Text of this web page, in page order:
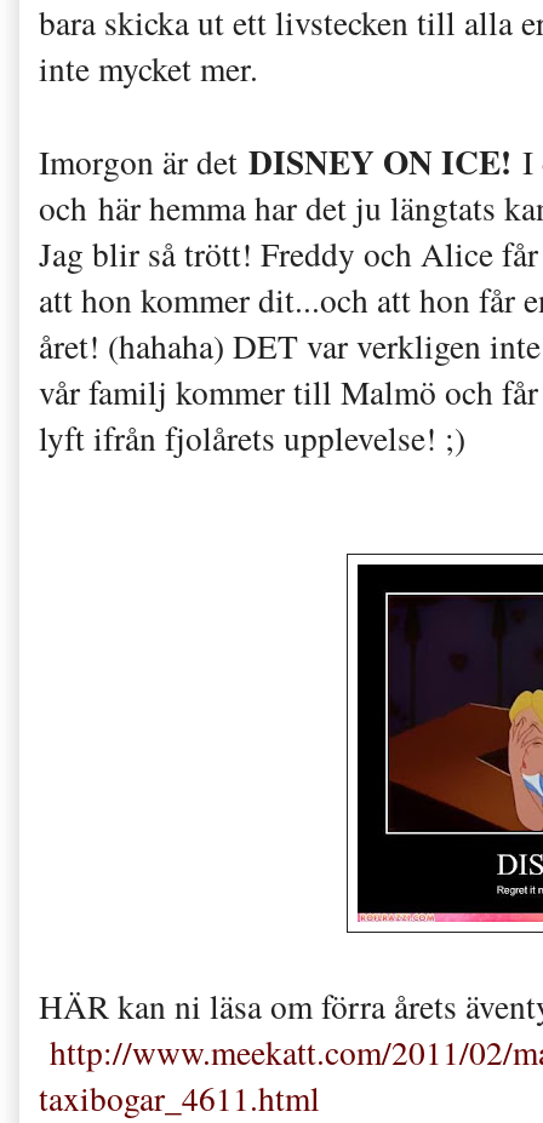
bara skicka ut ett livstecken till alla
inte mycket mer.
Imorgon är det DISNEY ON ICE! I
och här hemma har det ju längtats
Jag blir så trött! Freddy och Alice
att hon kommer dit...och att hon får
året! (hahaha) DET var verkligen
vår familj kommer till Malmö och
lyft ifrån fjolårets upplevelse! ;)
HÄR kan ni läsa om förra årets
http://www.meekatt.com/2011/02/
taxibogar_4611.html